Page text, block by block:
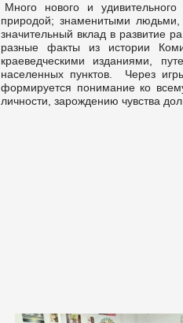
Много нового и
природой; знаменитыми людьми,
значительный вклад в развитие
разные факты из истории
краеведческими изданиями,
населенных пунктов. Через
формируется понимание ко
личности, зарождению чувства